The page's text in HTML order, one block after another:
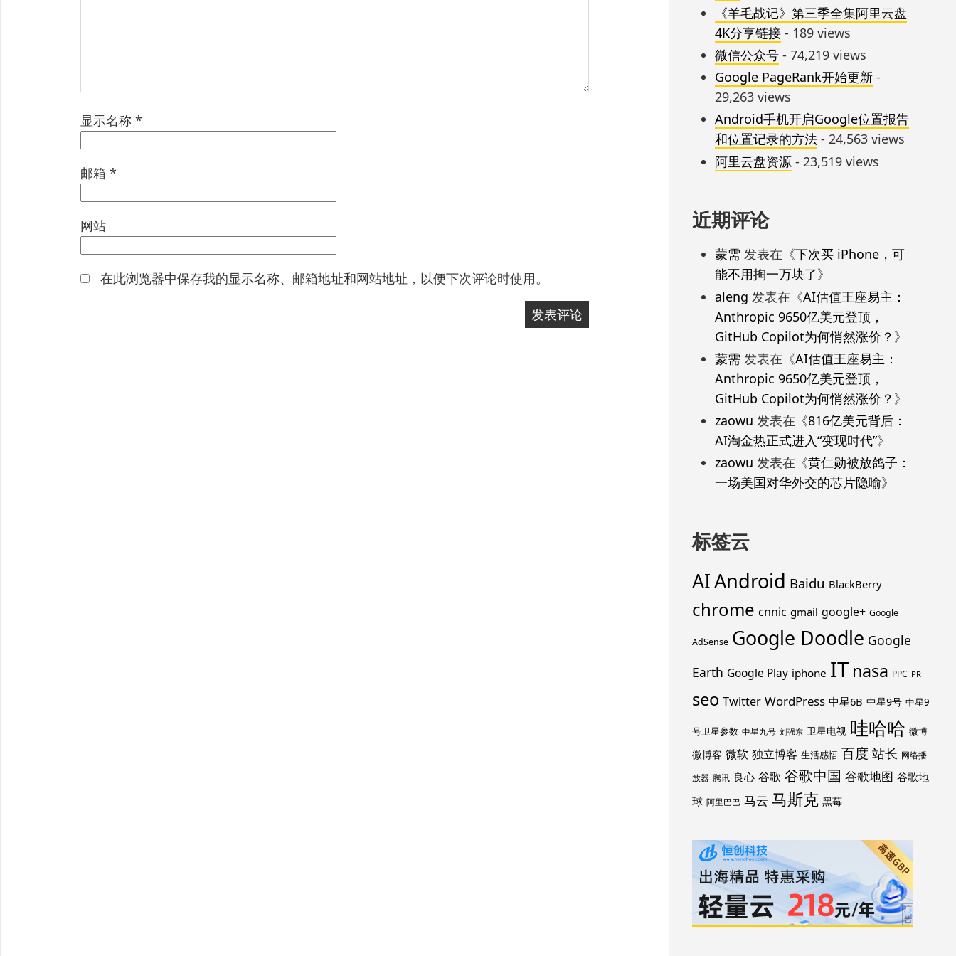
显示名称 *
邮箱 *
网站
在此浏览器中保存我的显示名称、邮箱地址和网站地址，以便下次评论时使用。
《羊毛战记》第三季全集阿里云盘
4K分享链接- 189 views
微信公众号- 74,219 views
Google PageRank开始更新-
29,263 views
Android手机开启Google位置报告
和位置记录的方法- 24,563 views
阿里云盘资源- 23,519 views
近期评论
蒙需发表在《下次买 iPhone，可
能不用掏一万块了》
aleng 发表在《AI估值王座易主：
Anthropic 9650亿美元登顶，
GitHub Copilot为何悄然涨价？ 》
蒙需发表在《AI估值王座易主：
Anthropic 9650亿美元登顶，
GitHub Copilot为何悄然涨价？ 》
zaowu 发表在《816亿美元背后：
AI淘金热正式进入“变现时代”》
zaowu 发表在《黄仁勋被放鸽子：
一场美国对华外交的芯片隐喻》
标签云
AIAndroid Baidu BlackBerry
chrome cnnic gmail google+ Google
AdSense Google Doodle Google
Earth Google Play iphone IT nasa PPC PR
seo Twitter WordPress 中星6B 中星9号 中星9
号卫星参数 中星九号 刘强东 卫星电视 哇哈哈 微博
微博客 微软 独立博客 生活感悟 百度 站长 网络播
放器 腾讯 良心 谷歌 谷歌中国 谷歌地图 谷歌地
球 阿里巴巴 马云 马斯克 黑莓